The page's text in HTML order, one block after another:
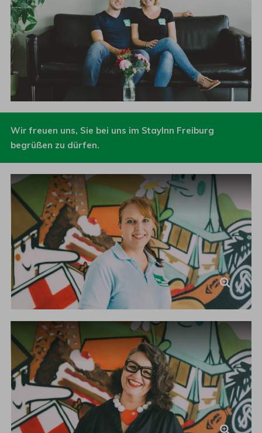
Wir freuen uns, Sie bei uns im StayInn Freiburg
begrüßen zu dürfen.